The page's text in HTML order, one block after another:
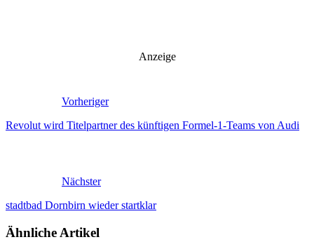
Anzeige
Vorheriger
Revolut wird Titelpartner des künftigen Formel-1-Teams von Audi
Nächster
stadtbad Dornbirn wieder startklar
Ähnliche Artikel